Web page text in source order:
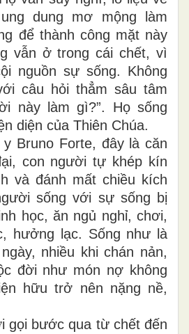
dung mơ mộng làm
để thành công mặt này
vẫn ở trong cái chết, vì
nguồn sự sống. Không
câu hỏi thẳm sâu tâm
này làm gì?”. Họ sống
diện của Thiên Chúa.
y Bruno Forte, đây là căn
, con người tự khép kín
và đánh mất chiều kích
sống với sự sống bị
học, ăn ngủ nghỉ, chơi,
hưởng lạc. Sống như là
nhiều khi chán nản,
đời như món nợ không
hữu trở nên nặng nề,
gọi bước qua từ chết đến